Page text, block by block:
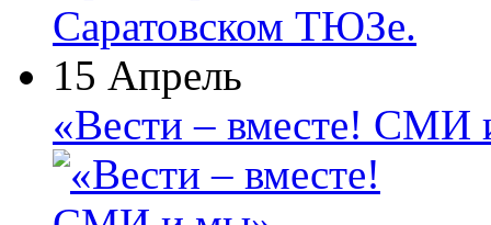
15 Апрель
«Вести – вместе! СМИ